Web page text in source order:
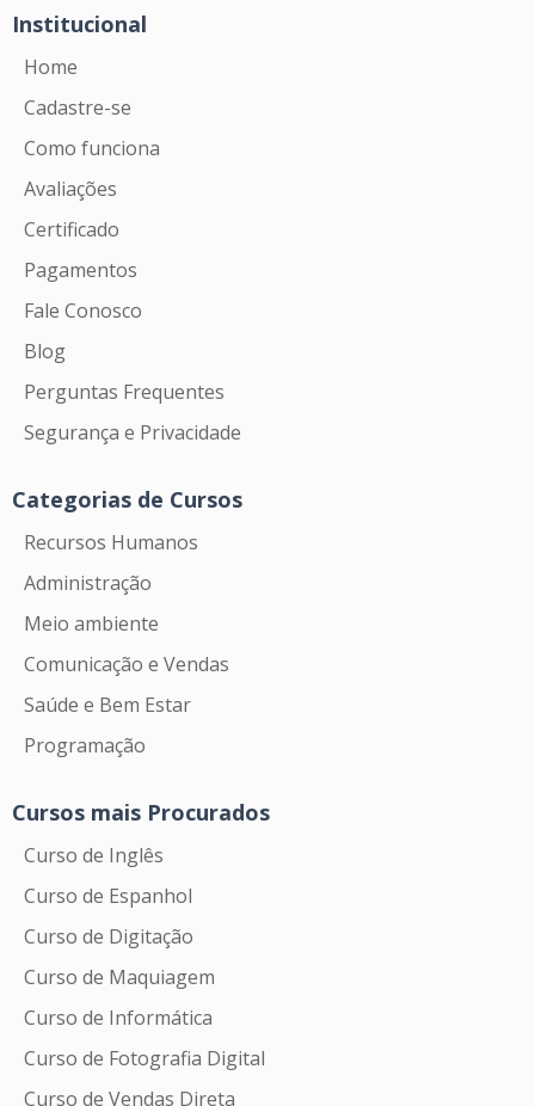
Institucional
Home
Cadastre-se
Como funciona
Avaliações
Certificado
Pagamentos
Fale Conosco
Blog
Perguntas Frequentes
Segurança e Privacidade
Categorias de Cursos
Recursos Humanos
Administração
Meio ambiente
Comunicação e Vendas
Saúde e Bem Estar
Programação
Cursos mais Procurados
Curso de Inglês
Curso de Espanhol
Curso de Digitação
Curso de Maquiagem
Curso de Informática
Curso de Fotografia Digital
Curso de Vendas Direta